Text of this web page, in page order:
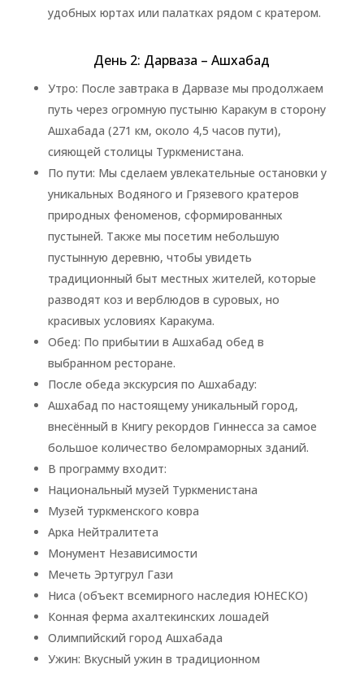
удобных юртах или палатках рядом с кратером.
День 2: Дарваза – Ашхабад
Утро: После завтрака в Дарвазе мы продолжаем
путь через огромную пустыню Каракум в сторону
Ашхабада (271 км, около 4,5 часов пути),
сияющей столицы Туркменистана.
По пути: Мы сделаем увлекательные остановки у
уникальных Водяного и Грязевого кратеров
природных феноменов, сформированных
пустыней. Также мы посетим небольшую
пустынную деревню, чтобы увидеть
традиционный быт местных жителей, которые
разводят коз и верблюдов в суровых, но
красивых условиях Каракума.
Обед: По прибытии в Ашхабад обед в
выбранном ресторане.
После обеда экскурсия по Ашхабаду:
Ашхабад по настоящему уникальный город,
внесённый в Книгу рекордов Гиннесса за самое
большое количество беломраморных зданий.
В программу входит:
Национальный музей Туркменистана
Музей туркменского ковра
Арка Нейтралитета
Монумент Независимости
Мечеть Эртугрул Гази
Ниса (объект всемирного наследия ЮНЕСКО)
Конная ферма ахалтекинских лошадей
Олимпийский город Ашхабада
Ужин: Вкусный ужин в традиционном